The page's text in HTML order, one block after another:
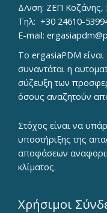
Δ/νση: ΖΕΠ Κοζάνης,
Τηλ: +30 24610-
E-mail:
To ergasiaPDM
συναντάται η
σύζευξη των
όσους αναζητούν
Στόχος είναι να
υποστήριξης της
αποφάσεων
κλίματος.
Χρήσιμοι